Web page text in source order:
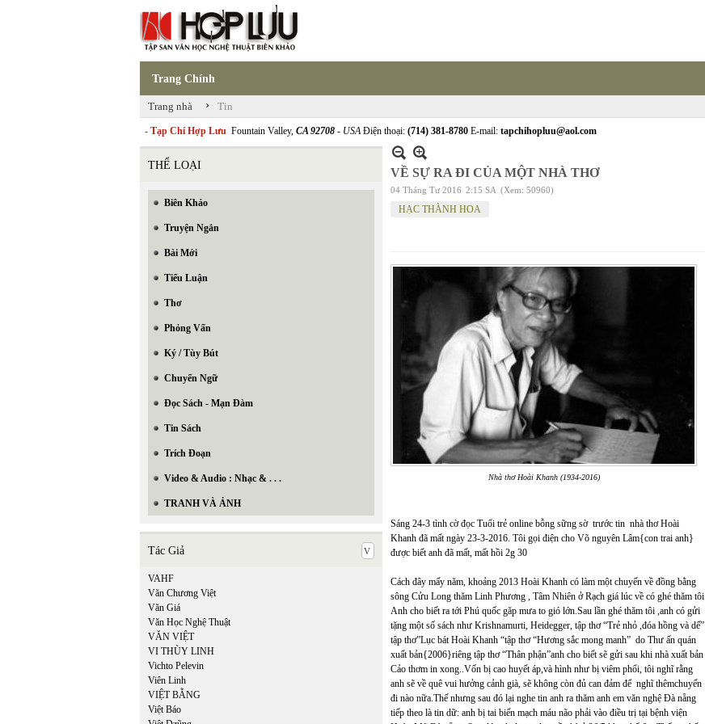
Trang Chính
Trang nhà › Tin
- Tạp Chí Hợp Lưu Fountain Valley, CA 92708 - USAĐiện thoại: (714) 381-8780 E-mail: tapchihopluu@aol.com
THỂ LOẠI
Biên Khảo
Truyện Ngắn
Bài Mới
Tiểu Luận
Thơ
Phỏng Vấn
Ký / Tùy Bút
Chuyển Ngữ
Đọc Sách - Mạn Đàm
Tin Sách
Trích Đoạn
Video & Audio : Nhạc & . . .
TRANH VÀ ẢNH
Tác Giả
VAHF
Văn Chương Việt
Văn Giá
Văn Học Nghệ Thuật
VĂN VIỆT
VI THÙY LINH
Vichto Pelevin
Viên Linh
VIỆT BẰNG
Việt Báo
VỀ SỰ RA ĐI CỦA MỘT NHÀ THƠ
04 Tháng Tư 2016 2:15 SA (Xem: 50960)
HẠC THÀNH HOA
Nhà thơ Hoài Khanh (1934-2016)
Sáng 24-3 tình cờ đọc Tuổi trẻ online bỗng sững sờ trước tin nhà thơ Hoài
Khanh đã mất ngày 23-3-2016. Tôi gọi điện cho Võ nguyên Lâm{con trai anh}
được biết anh đã mất, mất hồi 2g 30
Cách đây mấy năm, khoảng 2013 Hoài Khanh có làm một chuyến về đồng bằng
sông Cửu Long thăm Linh Phương , Tâm Nhiên ở Rạch giá lúc về có ghé thăm tôi
Anh cho biết ra tới Phú quốc găp mưa to gió lớn.Sau lần ghé thăm tôi ,anh có gửi
tặng một số sách như Krishnamurti, Heidegger, tập thơ “Trẻ nhỏ ,đóa hồng và dế”
tập thơ”Lục bát Hoài Khanh “tập thơ “Hương sắc mong manh” do Thư ấn quán
xuất bản{2006}riêng tập thơ “Thân phận”anh cho biết sẽ gửi sau khi nhà xuất bản
Cảo thơm in xong..Vốn bị cao huyết áp,và hình như bị viêm phổi, tôi nghĩ rằng
anh sẽ về quê vui hưởng cảnh già, sẽ không còn đủ can đảm để nghĩ thêmchuyến
đi nào nữa.Thế nhưng sau đó lại nghe tin anh ra thăm anh em văn nghệ Đà nẵng
tiếp theo là tin dữ: anh bị tai biến mạch máu não phải vào điều trị tại bệnh viện